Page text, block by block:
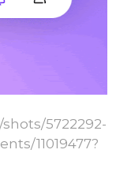
5722292-
11019477?